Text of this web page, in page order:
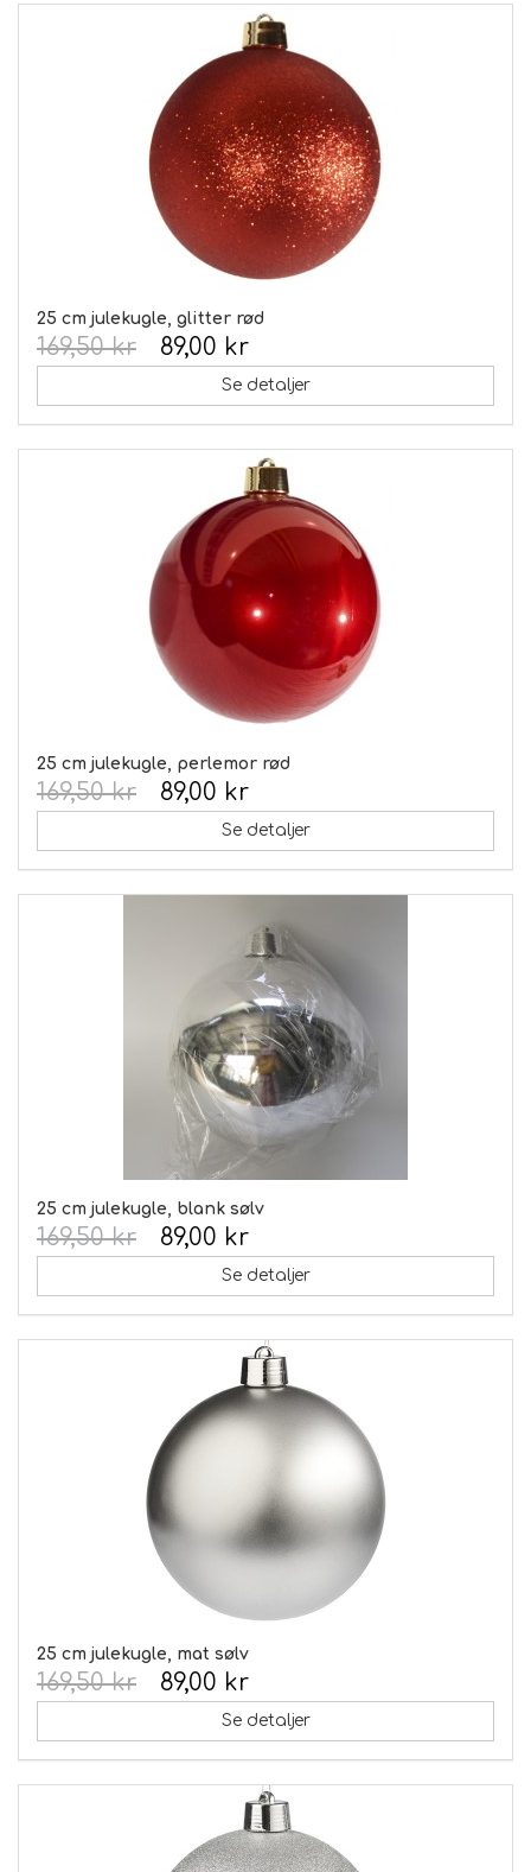
25 cm julekugle, glitter rød
89,00 kr
169,50 kr
Se detaljer
25 cm julekugle, perlemor rød
89,00 kr
169,50 kr
Se detaljer
25 cm julekugle, blank sølv
89,00 kr
169,50 kr
Se detaljer
25 cm julekugle, mat sølv
89,00 kr
169,50 kr
Se detaljer